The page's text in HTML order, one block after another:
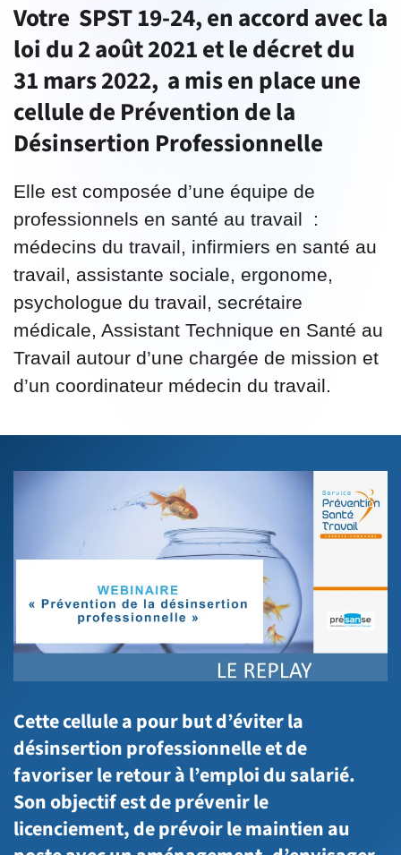
Votre SPST 19-24, en accord avec la
loi du 2 août 2021 et le décret du
31 mars 2022, a mis en place une
cellule de Prévention de la
Désinsertion Professionnelle
Elle est composée d’une équipe de
professionnels en santé au travail :
médecins du travail, infirmiers en santé au
travail, assistante sociale, ergonome,
psychologue du travail, secrétaire
médicale, Assistant Technique en Santé au
Travail autour d’une chargée de mission et
d’un coordinateur médecin du travail.
Cette cellule a pour but d’éviter la
désinsertion professionnelle et de
favoriser le retour à l’emploi du salarié.
Son objectif est de prévenir le
licenciement, de prévoir le maintien au